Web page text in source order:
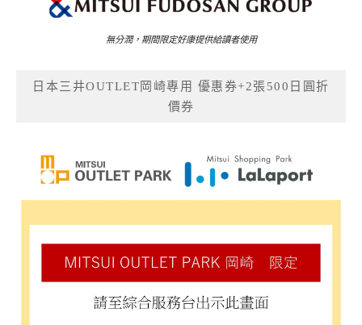
無分潤，期間限定好康提供給讀者使用
日本三井OUTLET岡崎專用 優惠券+2張500日圓折
價券